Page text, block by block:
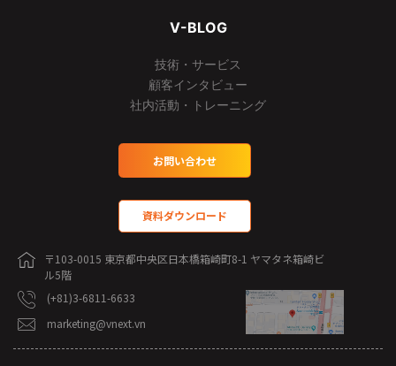
V-BLOG
技術・サービス
顧客インタビュー
社内活動・トレーニング
お問い合わせ
資料ダウンロード
〒103-0015 東京都中央区日本橋箱崎町8-1 ヤマタネ箱崎ビ
ル5階
(+81)3-6811-6633
marketing@vnext.vn